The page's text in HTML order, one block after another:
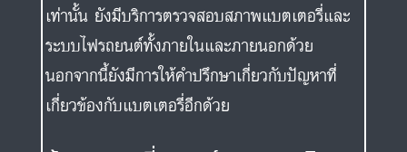
ร้านแบตเตอรี่รถยนต์ ลาซาล บริการ
ของโชคบัญชา
ร้านแบตเตอรี่รถยนต์โชคบัญชา บริการเปลี่ยน